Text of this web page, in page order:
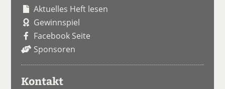
Aktuelles Heft lesen
Gewinnspiel
Facebook Seite
Sponsoren
Kontakt